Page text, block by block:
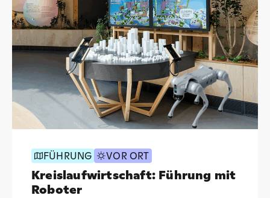
FÜHRUNG VOR ORT
Kreislaufwirtschaft: Führung mit
Roboter